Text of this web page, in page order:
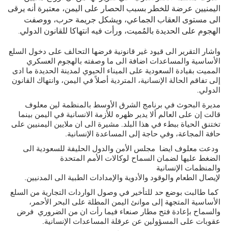
اليمنيين عرضة للخطر بسبب الحصار على اليمن، معتبرة أنه يرقى
الى مستوى العقاب الجماعي، ويشكل جريمة حرب، ووصفت
الهجوم على الحديدة بالمُميت، ورأت فيه انتهاكا للقانون الدولي.
واشار التقرير الى قيود غير قانونية فرضها التحالف على دخول السلع
الأساسية والمساعدات اضافة الى ما وصفته بالهجوم العسكري
المميت بقيادة السعودية على الميناء الحيوي لمدينة الحديدة ما ادى
إلى تفاقم الحالة الإنسانية، المتردية أصلاً في اليمن، وانتهاك القانون
الدولي.
مديرة البحوث في برنامج الشرق الأوسط بالمنظمة لين معلوف
قالت إن على العالم ألا يدير ظهره للأزمة الانسانية في اليمن بينما
تختنق الحياة ببطء في هذا البلد. مشيرة الى ان ملايين اليمنيين على
حافة المجاعة، وفي حاجة إلى المساعدة الإنسانية.
ودعت معلوف ايضا مجلس الأمن والدول الحليفة للسعودية الى
الضغط عليها لضمان السماح لوكالات الأمم المتحدة
والمنظمات الإنسانية
لإيصال الطعام والوقود والأدوية والإمدادات الطبية الى المدنيين.
كما طالبت بوضع حد للتأخير في وصول الواردات التجارية من السلع
الأساسية المتجهة إلى موانئ اليمن المطلة على البحر الأحمر،
والسماح بإعادة فتح مطار صنعاء فيما رأت ان من الضروري فرض
عقوبات على المسؤولين عن عرقلة المساعدات الإنسانية.